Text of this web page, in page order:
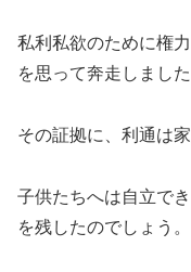
私利私欲のために権
を思って奔走しました
その証拠に、利通は
子供たちへは自立で
を残したのでしょう。